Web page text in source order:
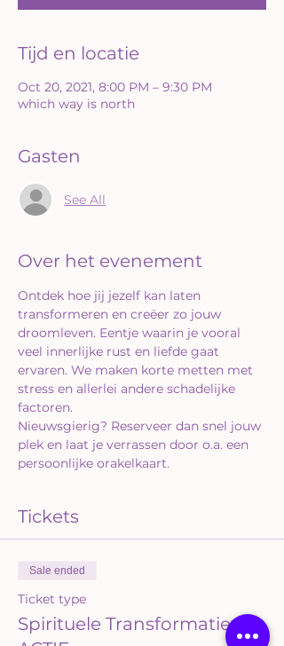
Tijd en locatie
Oct 20, 2021, 8:00 PM – 9:30 PM
which way is north
Gasten
See All
Over het evenement
Ontdek hoe jij jezelf kan laten
transformeren en creëer zo jouw
droomleven. Eentje waarin je vooral
veel innerlijke rust en liefde gaat
ervaren. We maken korte metten met
stress en allerlei andere schadelijke
factoren.
Nieuwsgierig? Reserveer dan snel jouw
plek en laat je verrassen door o.a. een
persoonlijke orakelkaart.
Tickets
Sale ended
Ticket type
Spirituele Transformatie